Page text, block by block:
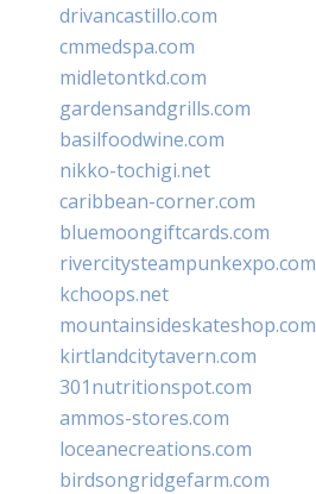
drivancastillo.com
cmmedspa.com
midletontkd.com
gardensandgrills.com
basilfoodwine.com
nikko-tochigi.net
caribbean-corner.com
bluemoongiftcards.com
rivercitysteampunkexpo.com
kchoops.net
mountainsideskateshop.com
kirtlandcitytavern.com
301nutritionspot.com
ammos-stores.com
loceanecreations.com
birdsongridgefarm.com